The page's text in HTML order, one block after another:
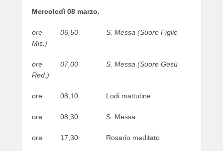
Mercoledì 08 marzo.
ore 06,50 S. Messa (Suore Figlie
Mis.)
ore 07,00 S. Messa (Suore Gesù
Red.)
ore 08,10 Lodi mattutine
ore 08,30 S. Messa
ore 17,30 Rosario meditato